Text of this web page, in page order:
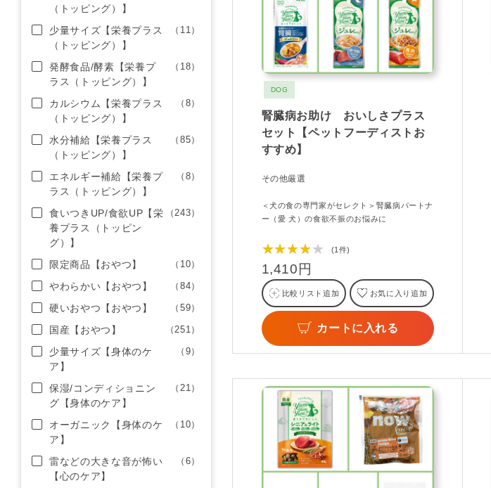
DOG
腎臓病お助け おいしさプラス
セット【ペットフーディストお
すすめ】
その他厳選
＜犬の食の専門家がセレクト＞腎臓病パートナ
ー（愛 犬）の食欲不振のお悩みに
★★★★★ (1件)
1,410円
比較リスト追加 お気に入り追加
カートに入れる
（トッピング）】
少量サイズ【栄養プラス
（トッピング）】
（11）
発酵食品/酵素【栄養プ
ラス（トッピング）】
（18）
カルシウム【栄養プラス
（トッピング）】
（8）
水分補給【栄養プラス
（トッピング）】
（85）
エネルギー補給【栄養プ
ラス（トッピング）】
（8）
食いつきUP/食欲UP【栄
養プラス（トッピン
グ）】
（243）
限定商品【おやつ】 （10）
やわらかい【おやつ】 （84）
硬いおやつ【おやつ】 （59）
国産【おやつ】 （251）
少量サイズ【身体のケ
ア】
（9）
保湿/コンディショニン
グ【身体のケア】
（21）
オーガニック【身体のケ
ア】
（10）
雷などの大きな音が怖い
【心のケア】
（6）